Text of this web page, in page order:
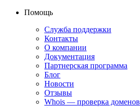
Помощь
Служба поддержки
Контакты
О компании
Документация
Партнерская программа
Блог
Новости
Отзывы
Whois — проверка доменов